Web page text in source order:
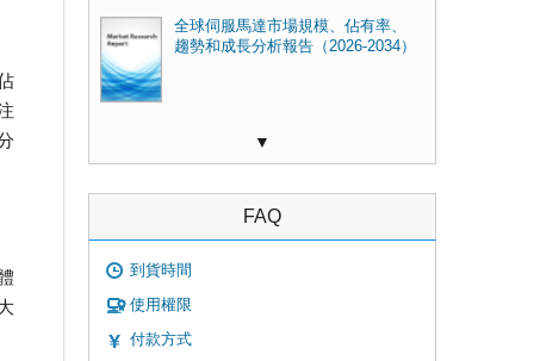
全球伺服馬達市場規模、佔有率、
趨勢和成長分析報告（2026-2034）
▼
FAQ
到貨時間
使用權限
付款方式